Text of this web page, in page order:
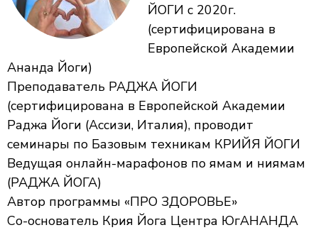
ЙОГИ с 2020г.
(сертифицирована в
Европейской Академии
Ананда Йоги)
Преподаватель РАДЖА ЙОГИ
(сертифицирована в Европейской Академии
Раджа Йоги (Ассизи, Италия), проводит
семинары по Базовым техникам КРИЙЯ ЙОГИ
Ведущая онлайн-марафонов по ямам и ниямам
(РАДЖА ЙОГА)
Автор программы «ПРО ЗДОРОВЬЕ»
Со-основатель Крия Йога Центра ЮгАНАНДА